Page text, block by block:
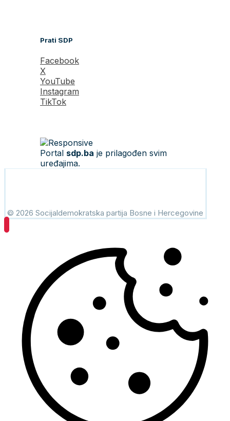
Prati SDP
Facebook
X
YouTube
Instagram
TikTok
Portal sdp.ba je prilagođen svim
uređajima.
© 2026 Socijaldemokratska partija Bosne i Hercegovine